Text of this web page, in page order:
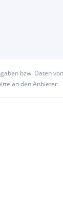
bzw. Daten von
an den Anbieter.